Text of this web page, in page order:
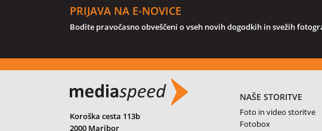
PRIJAVA NA E-NOVICE
Bodite pravočasno obveščeni o vseh novih dogodkih in svežih
Koroška cesta 113b
2000 Maribor
NAŠE STORITVE
Foto in video storitve
Fotobox